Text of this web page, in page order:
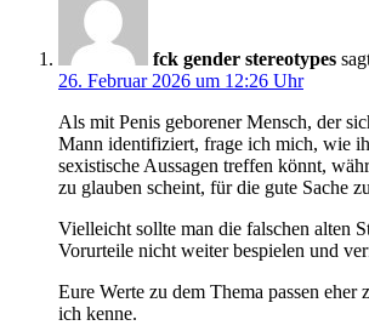
fck gender stereotypes
26. Februar 2026 um 12:26 Uhr
Als mit Penis geborener Mensch, der
Mann identifiziert, frage ich mich, wie
sexistische Aussagen treffen könnt,
zu glauben scheint, für die gute Sache
Vielleicht sollte man die falschen alten
Vorurteile nicht weiter bespielen und
Eure Werte zu dem Thema passen eher
ich kenne.